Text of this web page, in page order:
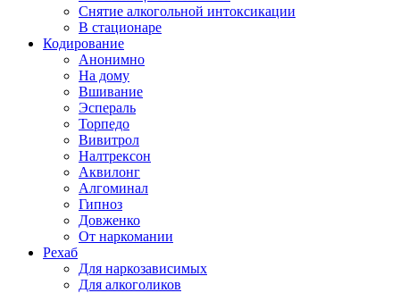
Снятие алкогольной интоксикации
В стационаре
Кодирование
Анонимно
На дому
Вшивание
Эспераль
Торпедо
Вивитрол
Налтрексон
Аквилонг
Алгоминал
Гипноз
Довженко
От наркомании
Рехаб
Для наркозависимых
Для алкоголиков